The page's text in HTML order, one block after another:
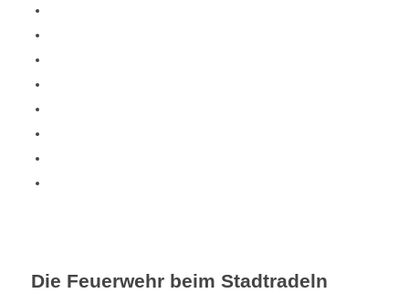
Die Feuerwehr beim Stadtradeln